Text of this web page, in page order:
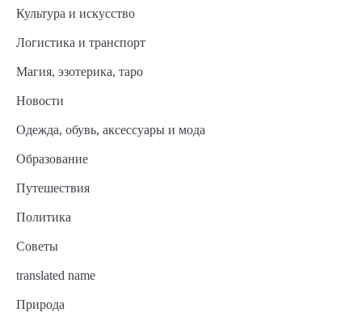
Культура и искусство
Логистика и транспорт
Магия, эзотерика, таро
Новости
Одежда, обувь, аксессуары и мода
Образование
Путешествия
Политика
Советы
translated name
Природа